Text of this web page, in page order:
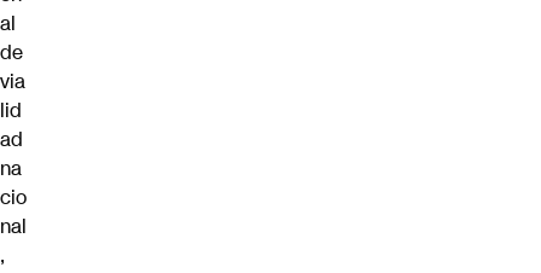
al
de
via
lid
ad
na
cio
nal
,